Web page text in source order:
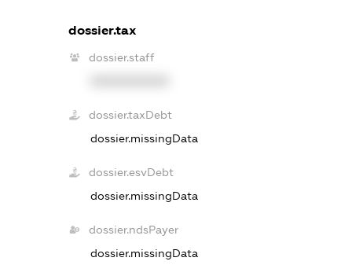
dossier.tax
dossier.staff
dossier.taxDebt
dossier.missingData
dossier.esvDebt
dossier.missingData
dossier.ndsPayer
dossier.missingData